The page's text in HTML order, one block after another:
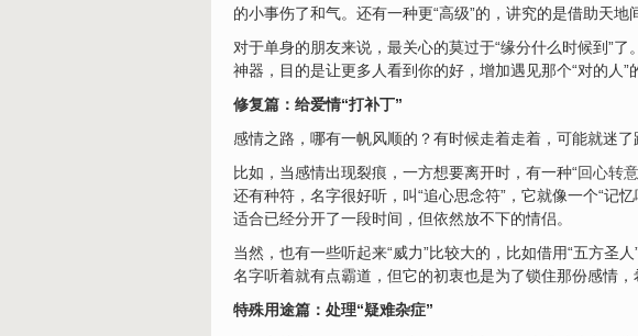
的小事伤了和气。还有一种更“高级”的，讲究的是借助天
对于单身的朋友来说，最关心的莫过于“缘分什么时候到”了
神器，目的是让更多人看到你的好，增加遇见那个“对的人”
修复篇：给爱情“打补丁”
感情之路，哪有一帆风顺的？有时候走着走着，可能就迷了
比如，当感情出现裂痕，一方想要离开时，有一种“回心转
还有种符，名字很好听，叫“追心思念符”，它就像一个“记
适合已经分开了一段时间，但依然放不下的情侣。
当然，也有一些听起来“威力”比较大的，比如借用“五方圣
名字听着就有点霸道，但它的初衷也是为了锁住那份感情，
特殊用途篇：处理“疑难杂症”